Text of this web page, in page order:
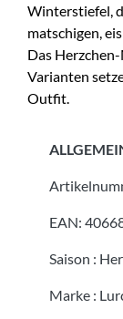
Winterstiefel,
matschigen,
Das
Varianten
Outfit.
EAN:
Saison :
Marke :